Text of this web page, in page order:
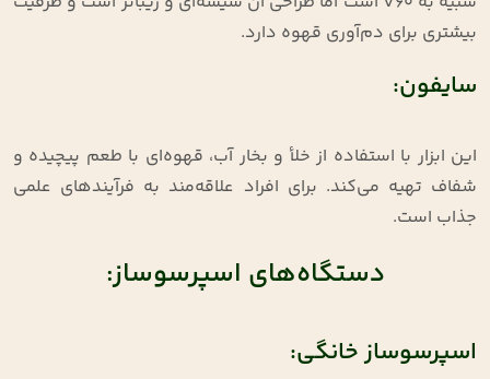
بیشتری برای دم‌آوری قهوه دارد.
سایفون:
این ابزار با استفاده از خلأ و بخار آب، قهوه‌ای با طعم پیچیده و
شفاف تهیه می‌کند. برای افراد علاقه‌مند به فرآیندهای علمی
جذاب است.
دستگاه‌های اسپرسوساز:
اسپرسوساز خانگی: